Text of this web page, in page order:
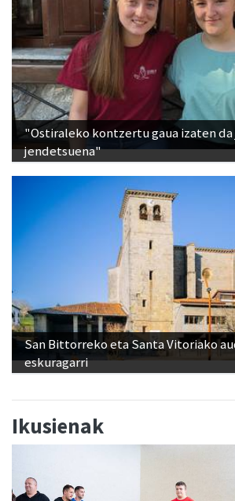
"Ostiraleko kontzertu gaua izaten
jendetsuena"
San Bittorreko eta Santa Vitoriako
eskuragarri
Ikusienak